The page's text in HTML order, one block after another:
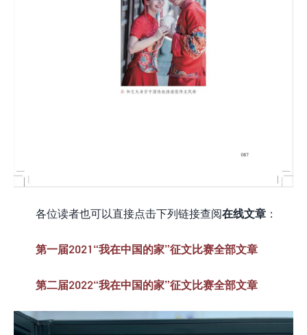
各位读者也可以直接点击下列链接查阅在线文章 ：
第一届2021“我在中国的家”征文比赛全部文章
第二届2022“我在中国的家”征文比赛全部文章